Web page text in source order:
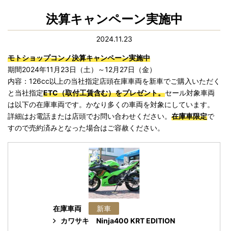
決算キャンペーン実施中
2024.11.23
モトショップコンノ決算キャンペーン実施中
期間2024年11月23日（土）～12月27日（金）
内容：126cc以上の当社指定店頭在庫車両を新車でご購入いただく
と当社指定ETC（取付工賃含む）をプレゼント。セール対象車両
は以下の在庫車両です。かなり多くの車両を対象にしています。
詳細はお電話または店頭でお問い合わせください。 在庫車限定で
すので売約済みとなった場合はご容赦ください。
在庫車両
新車
カワサキ Ninja400 KRT EDITION